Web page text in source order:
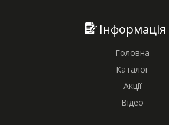
Інформація
Головна
Каталог
Акції
Відео